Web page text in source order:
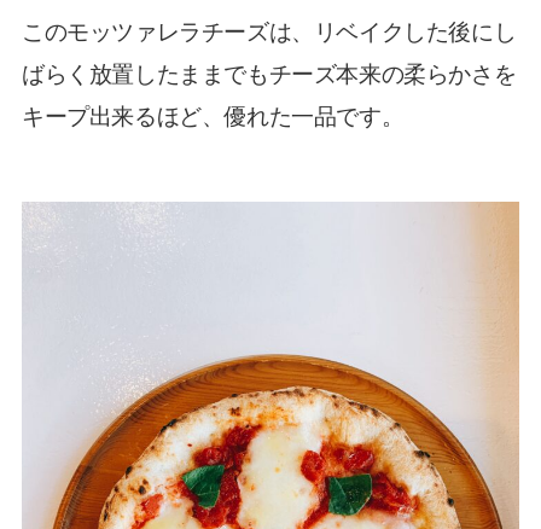
このモッツァレラチーズは、リベイクした後にし
ばらく放置したままでもチーズ本来の柔らかさを
キープ出来るほど、優れた一品です。